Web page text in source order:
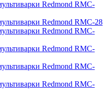
Redmond RMC-
Redmond RMC-28
Redmond RMC-
Redmond RMC-
Redmond RMC-
Redmond RMC-